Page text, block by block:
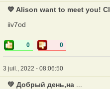
💙 Alison want to meet you! Cl
iiv7od
0 0
3 juil., 2022 - 08:06:50
💚 Добрый день,на